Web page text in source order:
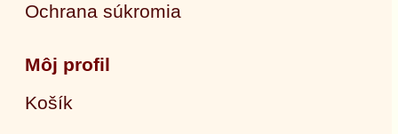
Ochrana súkromia
Môj profil
Košík